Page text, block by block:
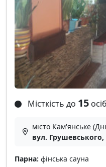
Місткість до 15 осіб
місто Кам'янське
вул. Грушевського,
Парна: фінська сауна